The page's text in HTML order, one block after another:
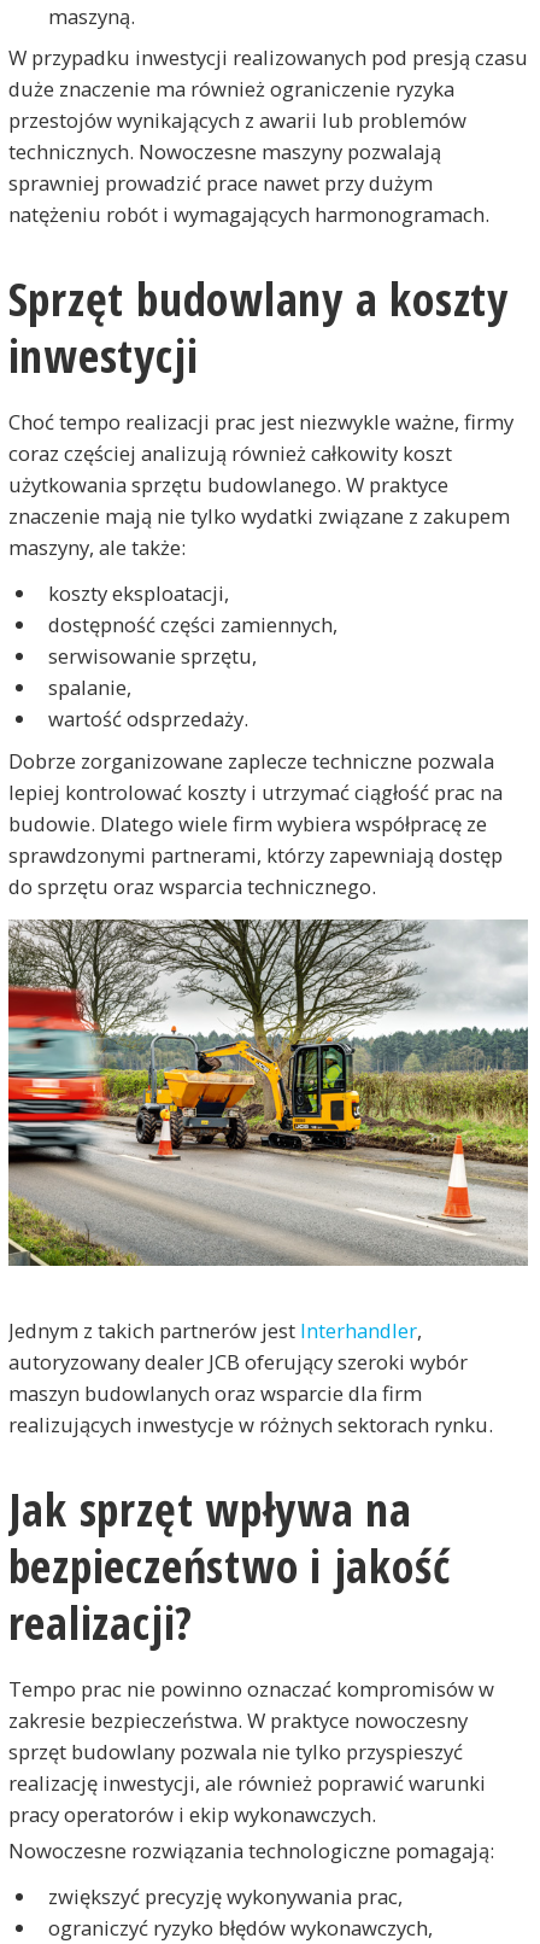
maszyną.
W przypadku inwestycji realizowanych pod presją czasu
duże znaczenie ma również ograniczenie ryzyka
przestojów wynikających z awarii lub problemów
technicznych. Nowoczesne maszyny pozwalają
sprawniej prowadzić prace nawet przy dużym
natężeniu robót i wymagających harmonogramach.
Sprzęt budowlany a koszty
inwestycji
Choć tempo realizacji prac jest niezwykle ważne, firmy
coraz częściej analizują również całkowity koszt
użytkowania sprzętu budowlanego. W praktyce
znaczenie mają nie tylko wydatki związane z zakupem
maszyny, ale także:
koszty eksploatacji,
dostępność części zamiennych,
serwisowanie sprzętu,
spalanie,
wartość odsprzedaży.
Dobrze zorganizowane zaplecze techniczne pozwala
lepiej kontrolować koszty i utrzymać ciągłość prac na
budowie. Dlatego wiele firm wybiera współpracę ze
sprawdzonymi partnerami, którzy zapewniają dostęp
do sprzętu oraz wsparcia technicznego.
Jednym z takich partnerów jest Interhandler,
autoryzowany dealer JCB oferujący szeroki wybór
maszyn budowlanych oraz wsparcie dla firm
realizujących inwestycje w różnych sektorach rynku.
Jak sprzęt wpływa na
bezpieczeństwo i jakość
realizacji?
Tempo prac nie powinno oznaczać kompromisów w
zakresie bezpieczeństwa. W praktyce nowoczesny
sprzęt budowlany pozwala nie tylko przyspieszyć
realizację inwestycji, ale również poprawić warunki
pracy operatorów i ekip wykonawczych.
Nowoczesne rozwiązania technologiczne pomagają:
zwiększyć precyzję wykonywania prac,
ograniczyć ryzyko błędów wykonawczych,